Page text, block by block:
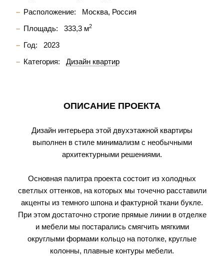
Расположение:
Москва, Россия
Площадь:
333,3 м2
Год:
2023
Категория:
Дизайн квартир
ОПИСАНИЕ ПРОЕКТА
Дизайн интерьера этой двухэтажной квартиры
выполнен в стиле минимализм с необычными
архитектурными решениями.
Основная палитра проекта состоит из холодных
светлых оттенков, на которых мы точечно расставили
акценты из темного шпона и фактурной ткани букле.
При этом достаточно строгие прямые линии в отделке
и мебели мы постарались смягчить мягкими
округлыми формами кольцо на потолке, круглые
колонны, плавные контуры мебели.